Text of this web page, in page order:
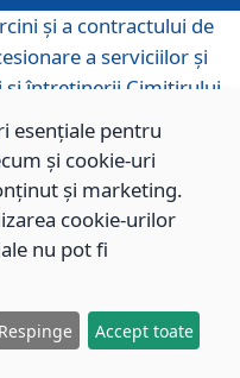
şi a contractului de
a serviciilor şi
şi întreţinerii Cimitirului
Anghel nr. 19.
H.C.L. nr. 446/2013,
pentru
esențiale pentru
și cookie-uri
și marketing.
cookie-urilor
nu pot fi
Respinge Accept toate